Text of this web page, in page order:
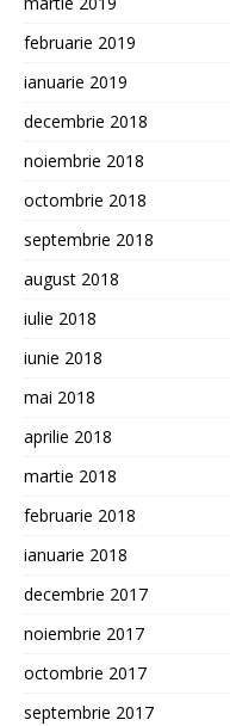
februarie 2019
ianuarie 2019
decembrie 2018
noiembrie 2018
octombrie 2018
septembrie 2018
august 2018
iulie 2018
iunie 2018
mai 2018
aprilie 2018
martie 2018
februarie 2018
ianuarie 2018
decembrie 2017
noiembrie 2017
octombrie 2017
septembrie 2017